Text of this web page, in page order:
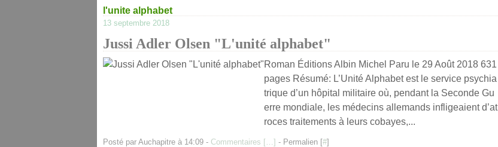
l'unite alphabet
13 septembre 2018
Jussi Adler Olsen "L'unité alphabet"
Roman Éditions Albin Michel Paru le 29 Août 2018 631
pages Résumé: L’Unité Alphabet est le service psychia
trique d’un hôpital militaire où, pendant la Seconde Gu
erre mondiale, les médecins allemands infligeaient d’at
roces traitements à leurs cobayes,...
Posté par Auchapitre à 14:09 - Commentaires […] - Permalien [#]